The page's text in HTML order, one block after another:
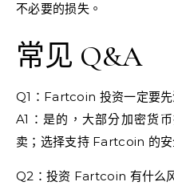
不必要的损失。
常见 Q&A
Q1：Fartcoin 投资一定要先
A1：是的，大部分加密货
卖；选择支持 Fartcoin 的安
Q2：投资 Fartcoin 有什么